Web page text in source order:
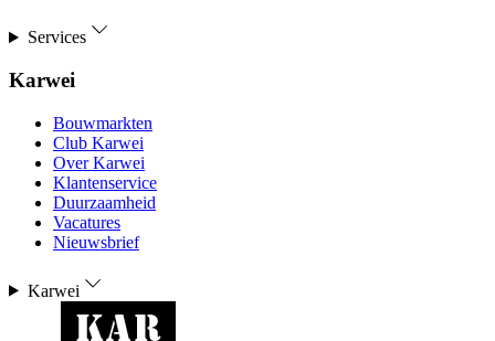
Services
Karwei
Bouwmarkten
Club Karwei
Over Karwei
Klantenservice
Duurzaamheid
Vacatures
Nieuwsbrief
Karwei